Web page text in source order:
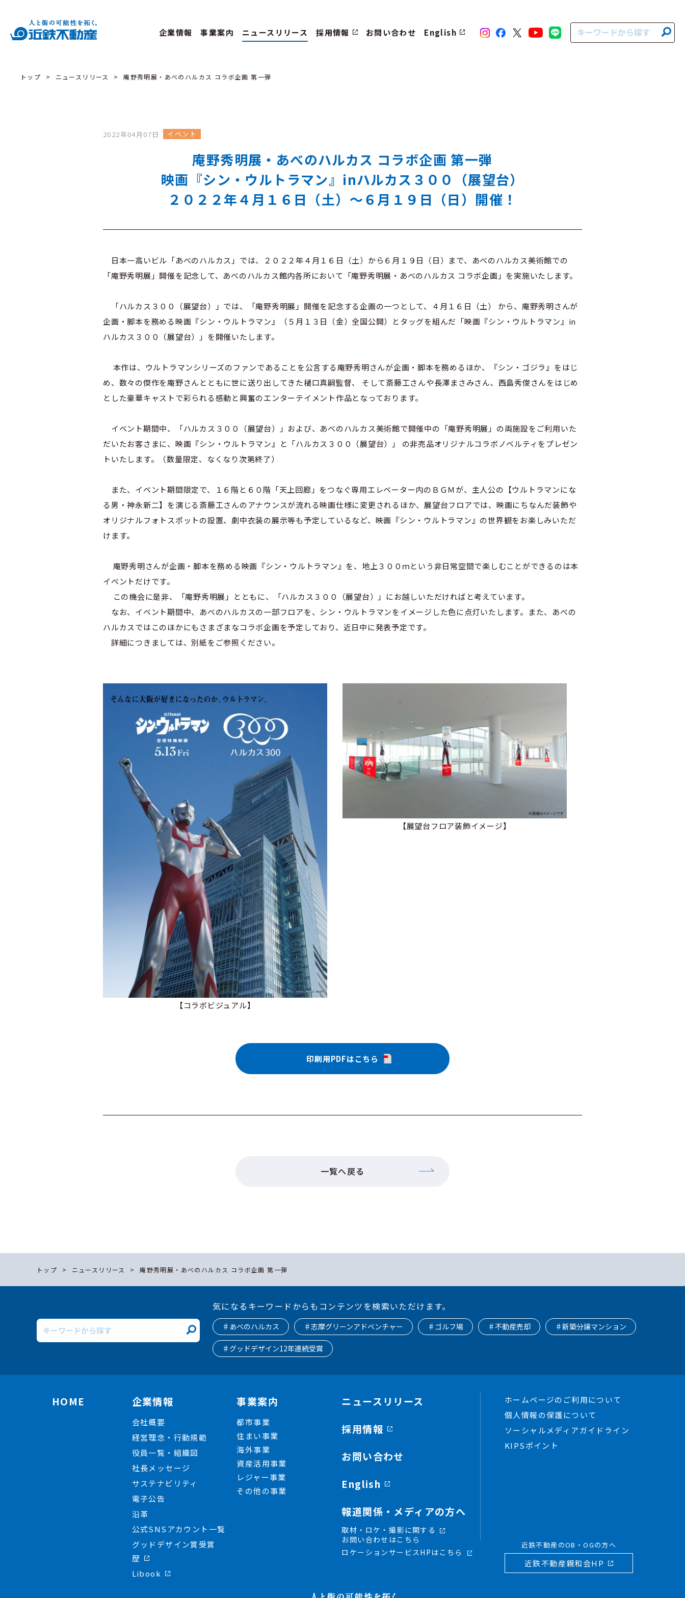
企業情報 事業案内 ニュースリリース 採用情報 お問い合わせ English
トップ ニュースリリース 庵野秀明展・あべのハルカス コラボ企画 第一弾
2022年04月07日 イベント
庵野秀明展・あべのハルカス コラボ企画 第一弾
映画『シン・ウルトラマン』inハルカス３００（展望台）
２０２２年４月１６日（土）～６月１９日（日）開催！
日本一高いビル「あべのハルカス」では、２０２２年４月１６日（土）から６月１９日（日）まで、あべのハルカス美術館での
「庵野秀明展」開催を記念して、あべのハルカス館内各所において「庵野秀明展・あべのハルカス コラボ企画」を実施いたします。
「ハルカス３００（展望台）」では、「庵野秀明展」開催を記念する企画の一つとして、４月１６日（土） から、庵野秀明さんが
企画・脚本を務める映画『シン・ウルトラマン』（５月１３日（金）全国公開）とタッグを組んだ「映画『シン・ウルトラマン』in
ハルカス３００（展望台）」を開催いたします。
本作は、ウルトラマンシリーズのファンであることを公言する庵野秀明さんが企画・脚本を務めるほか、『シン・ゴジラ』をはじ
め、数々の傑作を庵野さんとともに世に送り出してきた樋口真嗣監督、 そして斎藤工さんや長澤まさみさん、西島秀俊さんをはじめ
とした豪華キャストで彩られる感動と興奮のエンターテイメント作品となっております。
イベント期間中、「ハルカス３００（展望台）」および、あべのハルカス美術館で開催中の「庵野秀明展」の両施設をご利用いた
だいたお客さまに、映画『シン・ウルトラマン』と「ハルカス３００（展望台）」 の非売品オリジナルコラボノベルティをプレゼン
トいたします。（数量限定、なくなり次第終了）
また、イベント期間限定で、１６階と６０階「天上回廊」をつなぐ専用エレベーター内のＢＧＭが、主人公の【ウルトラマンにな
る男・神永新二】を演じる斎藤工さんのアナウンスが流れる映画仕様に変更されるほか、展望台フロアでは、映画にちなんだ装飾や
オリジナルフォトスポットの設置、劇中衣装の展示等も予定しているなど、映画『シン・ウルトラマン』の世界観をお楽しみいただ
けます。
庵野秀明さんが企画・脚本を務める映画『シン・ウルトラマン』を、地上３００ｍという非日常空間で楽しむことができるのは本
イベントだけです。
この機会に是非、「庵野秀明展」とともに、「ハルカス３００（展望台）」にお越しいただければと考えています。
なお、イベント期間中、あべのハルカスの一部フロアを、シン・ウルトラマンをイメージした色に点灯いたします。また、あべの
ハルカスではこのほかにもさまざまなコラボ企画を予定しており、近日中に発表予定です。
詳細につきましては、別紙をご参照ください。
【コラボビジュアル】
【展望台フロア装飾イメージ】
印刷用PDFはこちら
一覧へ戻る
トップ ニュースリリース 庵野秀明展・あべのハルカス コラボ企画 第一弾
気になるキーワードからもコンテンツを検索いただけます。
♯あべのハルカス ♯志摩グリーンアドベンチャー ♯ゴルフ場 ♯不動産売却 ♯新築分譲マンション
♯グッドデザイン12年連続受賞
HOME 企業情報
会社概要
経営理念・行動規範
役員一覧・組織図
社長メッセージ
サステナビリティ
電子公告
沿革
公式SNSアカウント一覧
グッドデザイン賞受賞
歴
Libook
事業案内
都市事業
住まい事業
海外事業
資産活用事業
レジャー事業
その他の事業
ニュースリリース
採用情報
お問い合わせ
English
報道関係・メディアの方へ
取材・ロケ・撮影に関する
お問い合わせはこちら
ロケーションサービスHPはこちら
ホームページのご利用について
個人情報の保護について
ソーシャルメディアガイドライン
KIPSポイント
近鉄不動産のOB・OGの方へ
近鉄不動産親和会HP